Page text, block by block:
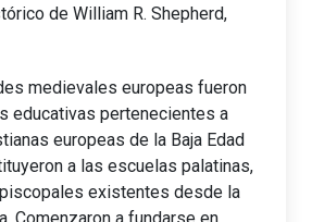
de William R. Shepherd,
medievales europeas fueron
educativas pertenecientes a
europeas de la Baja Edad
a las escuelas palatinas,
existentes desde la